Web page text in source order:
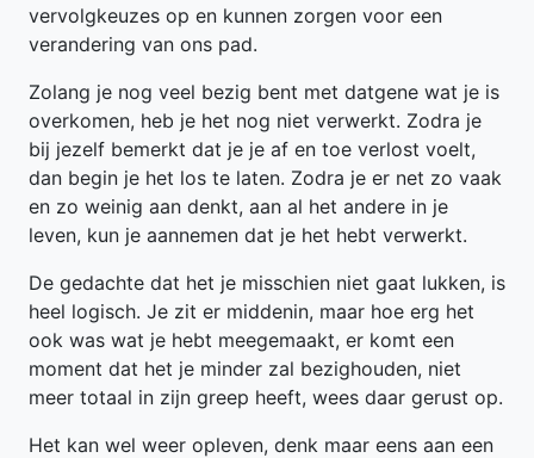
vervolgkeuzes op en kunnen zorgen voor een
verandering van ons pad.
Zolang je nog veel bezig bent met datgene wat je is
overkomen, heb je het nog niet verwerkt. Zodra je
bij jezelf bemerkt dat je je af en toe verlost voelt,
dan begin je het los te laten. Zodra je er net zo vaak
en zo weinig aan denkt, aan al het andere in je
leven, kun je aannemen dat je het hebt verwerkt.
De gedachte dat het je misschien niet gaat lukken, is
heel logisch. Je zit er middenin, maar hoe erg het
ook was wat je hebt meegemaakt, er komt een
moment dat het je minder zal bezighouden, niet
meer totaal in zijn greep heeft, wees daar gerust op.
Het kan wel weer opleven, denk maar eens aan een